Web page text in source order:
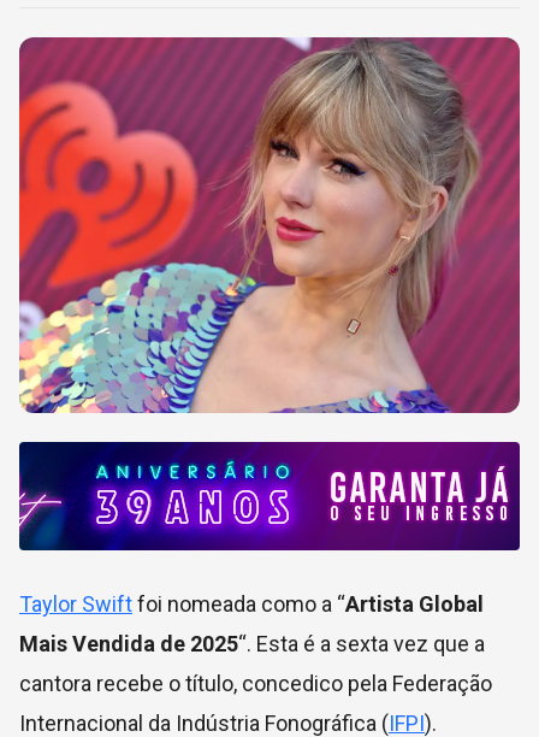
Taylor Swiftfoi nomeada como a “Artista Global
Mais Vendida de 2025“. Esta é a sexta vez que a
cantora recebe o título, concedico pela Federação
Internacional da Indústria Fonográfica (IFPI).